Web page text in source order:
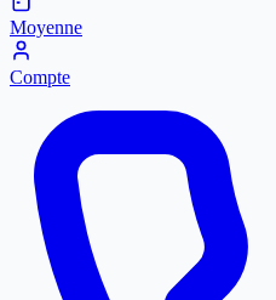
Moyenne
Compte